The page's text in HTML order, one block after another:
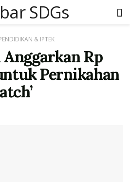
& IPTEK
Rp
Pernikahan